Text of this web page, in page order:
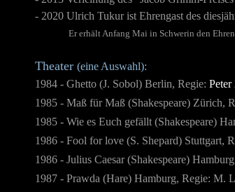
- 2020 Ulrich Tukur ist Ehrengast des
Er erhält Anfang Mai in Schwerin den
Theater (eine Auswahl):
1984 - Ghetto (J. Sobol) Berlin, Regie: Peter
1985 - Maß für Maß (Shakespeare) Zürich,
1985 - Wie es Euch gefällt (Shakespeare)
1986 - Fool for love (S. Shepard) Stuttgart,
1986 - Julius Caesar (Shakespeare)
1987 - Prawda (Hare) Hamburg, Regie: M.